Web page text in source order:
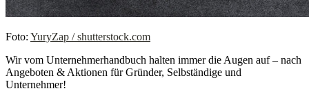
Foto: YuryZap / shutterstock.com
Wir vom Unternehmerhandbuch halten immer die Augen auf – nach
Angeboten & Aktionen für Gründer, Selbständige und
Unternehmer!